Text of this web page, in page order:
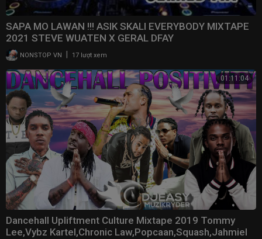
SAPA MO LAWAN !!! ASIK SKALI EVERYBODY MIXTAPE
2021 STEVE WUATEN X GERAL DFAY
NONSTOP VN 17 lượt xem
01:11:04
Dancehall Upliftment Culture Mixtape 2019 Tommy
Lee,Vybz Kartel,Chronic Law,Popcaan,Squash,Jahmiel